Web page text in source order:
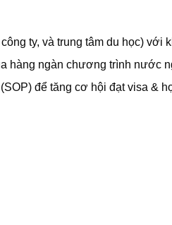
ty, và trung tâm du học) với
hàng ngàn chương trình nước
để tăng cơ hội đạt visa &